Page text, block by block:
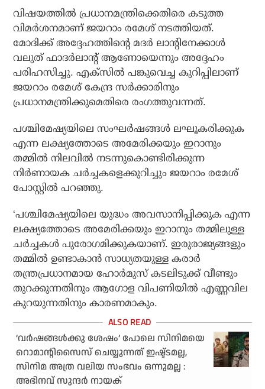
വിഷയത്തില്‍ പ്രധാനമന്ത്രിക്കെതിരെ കടുത്ത
വിമര്‍ശനമാണ് ജയറാം രമേശ് നടത്തിയത്.
മോദിക്ക് അദ്ദേഹത്തിന്റെ മദര്‍ ലാന്റിനേക്കാള്‍
വലുത് ഫാദര്‍ലാന്റ് ആണോയെന്നും അദ്ദേഹം
പരിഹസിച്ചു. എക്‌സില്‍ പങ്കുവെച്ച കുറിപ്പിലാണ്
ജയറാം രമേശ് കേന്ദ്ര സര്‍ക്കാരിനും
പ്രധാനമന്ത്രിക്കുമെതിരെ രംഗത്തുവന്നത്.
പശ്ചിമേഷ്യയിലെ സംഘര്‍ഷങ്ങള്‍ ലഘൂകരിക്കുക
എന്ന ലക്ഷ്യത്തോടെ അമേരിക്കയും ഇറാനും
തമ്മില്‍ നിലവില്‍ നടന്നുകൊണ്ടിരിക്കുന്ന
നിര്‍ണായക ചര്‍ച്ചകളെക്കുറിച്ചും ജയറാം രമേശ്
പോസ്റ്റില്‍ പറഞ്ഞു.
‘പശ്ചിമേഷ്യയിലെ യുദ്ധം അവസാനിപ്പിക്കുക എന്ന
ലക്ഷ്യത്തോടെ അമേരിക്കയും ഇറാനും തമ്മിലുള്ള
ചര്‍ച്ചകള്‍ പുരോഗമിക്കുകയാണ്. ഇരുരാജ്യങ്ങളും
തമ്മില്‍ ഉണ്ടാകാന്‍ സാധ്യതയുള്ള കരാര്‍
തന്ത്രപ്രധാനമായ ഹോര്‍മുസ് കടലിടുക്ക് വീണ്ടും
തുറക്കുന്നതിനും ആഗോള വിപണിയില്‍ എണ്ണവില
കുറയുന്നതിനും കാരണമാകും.
‘വർഷങ്ങൾക്കു ശേഷം’ പോലെ സിനിമയെ
റൊമാന്റിസൈസ് ചെയ്യുന്നത് ഇഷ്ട്ടമല്ല,
സിനിമ അത്ര വലിയ സംഭവം ഒന്നുമല്ല :
അഭിനവ് സുന്ദർ നായക്